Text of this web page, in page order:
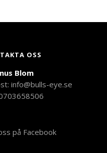
OSS
Blom
info@bulls-eye.se
på Facebook